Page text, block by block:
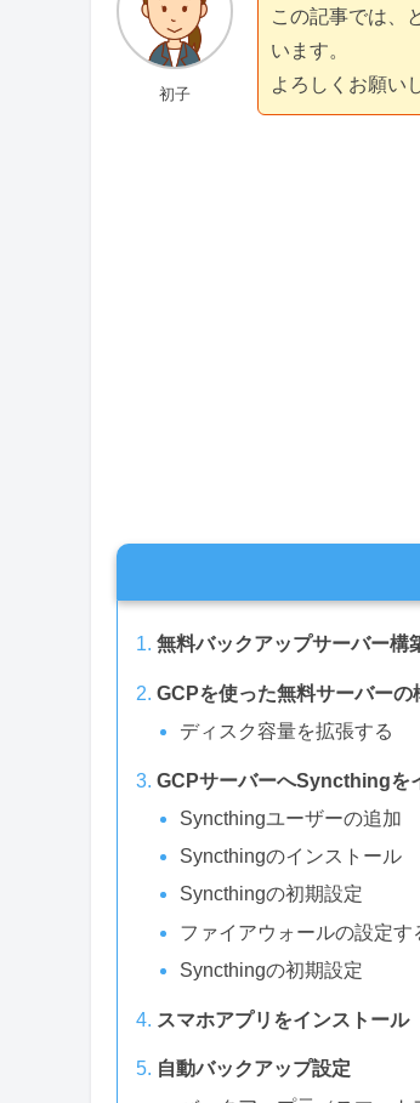
初子
この記事では、
います。
よろしくお願い
無料バックアップサーバー構
GCPを使った無料サーバーの
ディスク容量を拡張する
GCPサーバーへSyncthingを
Syncthingユーザーの追加
Syncthingのインストール
Syncthingの初期設定
ファイアウォールの設定す
Syncthingの初期設定
スマホアプリをインストール
自動バックアップ設定